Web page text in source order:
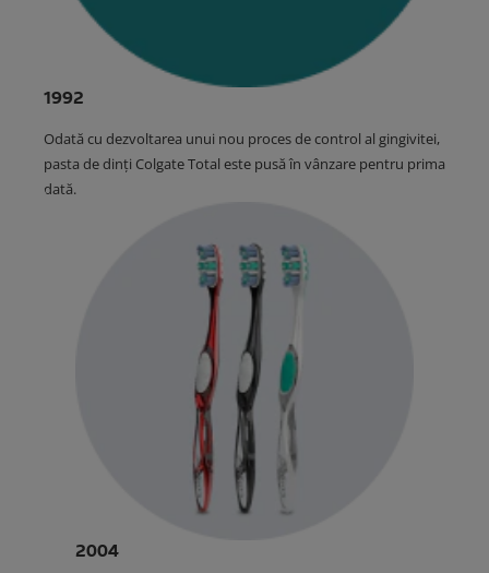
1992
Odată cu dezvoltarea unui nou proces de control al gingivitei,
pasta de dinți Colgate Total este pusă în vânzare pentru prima
dată.
2004